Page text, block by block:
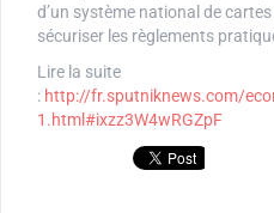
d’un système national de
sécuriser les règlements
Lire la suite
: http://fr.sputniknews.com/
1.html#ixzz3W4wRGZpF